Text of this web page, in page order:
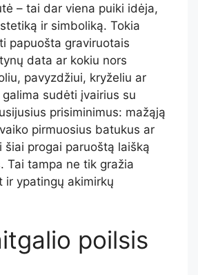
– tai dar viena puiki idėja,
ir simboliką. Tokia
papuošta graviruotais
data ar kokiu nors
pavyzdžiui, kryželiu ar
sudėti įvairius su
prisiminimus: mažąją
pirmuosius batukus ar
šiai progai paruoštą laišką
Tai tampa ne tik gražia
ir ypatingų akimirkų
poilsis